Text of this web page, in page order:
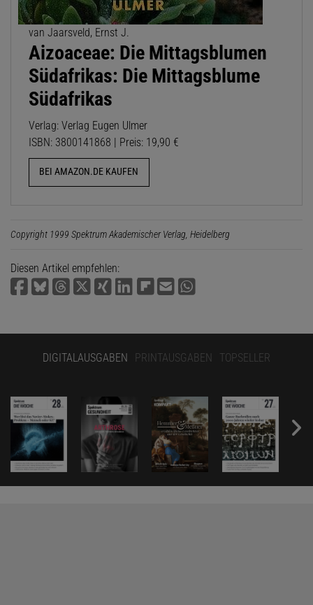
van Jaarsveld, Ernst J.
Aizoaceae: Die Mittagsblumen
Südafrikas: Die Mittagsblume
Südafrikas
Verlag: Verlag Eugen Ulmer
ISBN: 3800141868 | Preis: 19,90 €
BEI AMAZON.DE KAUFEN
Copyright 1999 Spektrum Akademischer Verlag, Heidelberg
Diesen Artikel empfehlen:
DIGITALAUSGABEN PRINTAUSGABEN TOPSELLER